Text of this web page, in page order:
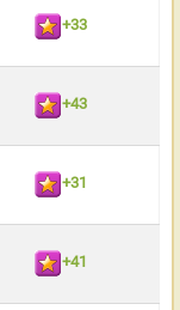
+33
+43
+31
+41